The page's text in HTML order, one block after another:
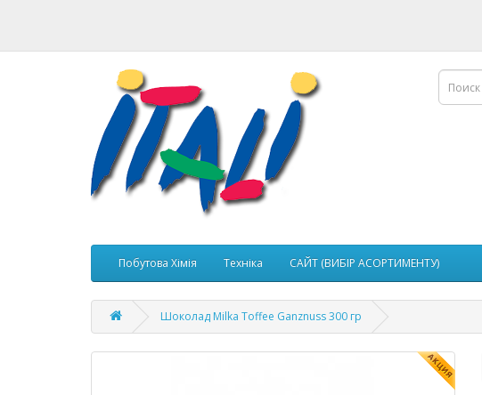
Побутова Хімія Техніка САЙТ (ВИБІР АСОРТИМЕНТУ)
Шоколад Milka Toffee Ganznuss 300 гр